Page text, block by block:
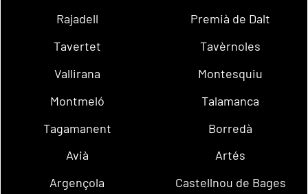
Rajadell
Premià de Dalt
Tavertet
Tavèrnoles
Vallirana
Montesquiu
Montmeló
Talamanca
Tagamanent
Borredà
Avià
Artés
Argençola
Castellnou de Bages